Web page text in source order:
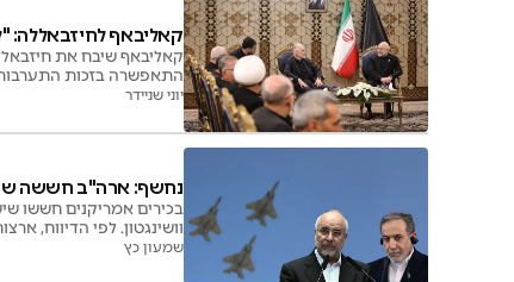
קאליבאף לחיזבאללה:
קאליבאף שיבח את
התאפשרה בזכות
יוני שניידר
נחשף: ארה"ב חששה
בכירים אמריקנים חששו
וושינגטון. לפי הדיווח,
שמעון כץ